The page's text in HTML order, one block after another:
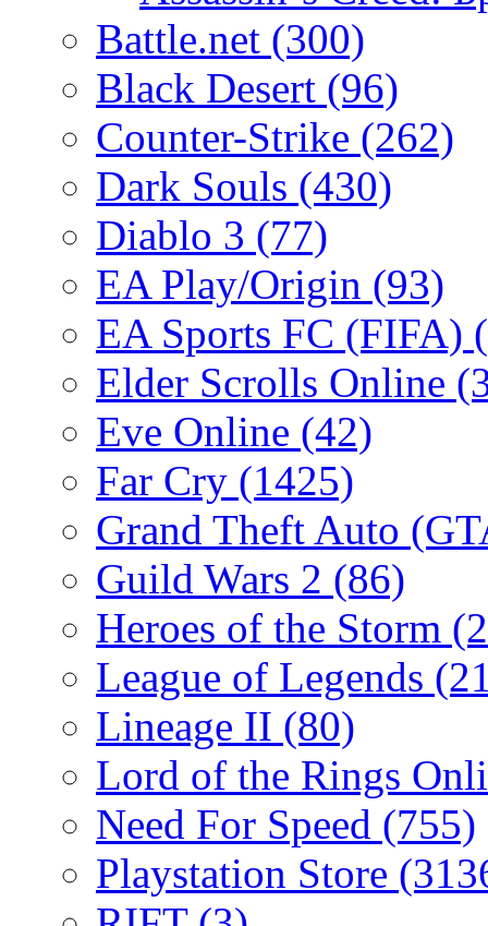
Battle.net (300)
Black Desert (96)
Counter-Strike (262)
Dark Souls (430)
Diablo 3 (77)
EA Play/Origin (93)
EA Sports FC (FIFA)
Elder Scrolls Online
Eve Online (42)
Far Cry (1425)
Grand Theft Auto
Guild Wars 2 (86)
Heroes of the Storm
League of Legends
Lineage II (80)
Lord of the Rings
Need For Speed (755)
Playstation Store